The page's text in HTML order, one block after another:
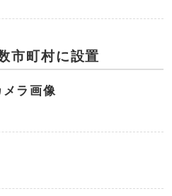
市町村に設置
ラ画像